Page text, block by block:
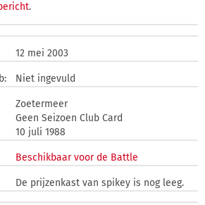
.
12 mei 2003
Niet ingevuld
Zoetermeer
Geen Seizoen Club Card
10 juli 1988
Beschikbaar voor de Battle
De prijzenkast van spikey is nog leeg.